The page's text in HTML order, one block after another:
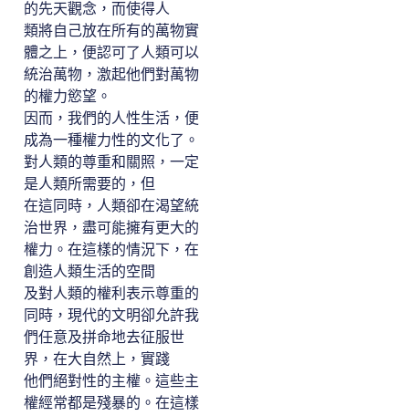
的先天觀念，而使得人
類將自己放在所有的萬物實
體之上，便認可了人類可以
統治萬物，激起他們對萬物
的權力慾望。
因而，我們的人性生活，便
成為一種權力性的文化了。
對人類的尊重和關照，一定
是人類所需要的，但
在這同時，人類卻在渴望統
治世界，盡可能擁有更大的
權力。在這樣的情況下，在
創造人類生活的空間
及對人類的權利表示尊重的
同時，現代的文明卻允許我
們任意及拼命地去征服世
界，在大自然上，實踐
他們絕對性的主權。這些主
權經常都是殘暴的。在這樣